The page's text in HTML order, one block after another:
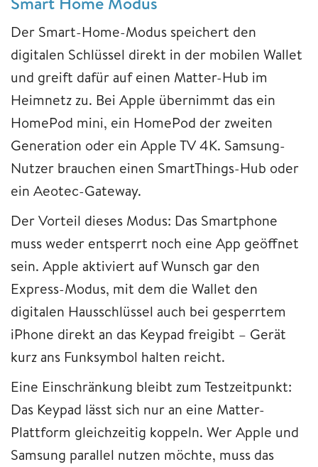
Der Smart-Home-Modus speichert den
digitalen Schlüssel direkt in der mobilen Wallet
und greift dafür auf einen Matter-Hub im
Heimnetz zu. Bei Apple übernimmt das ein
HomePod mini, ein HomePod der zweiten
Generation oder ein Apple TV 4K. Samsung-
Nutzer brauchen einen SmartThings-Hub oder
ein Aeotec-Gateway.
Der Vorteil dieses Modus: Das Smartphone
muss weder entsperrt noch eine App geöffnet
sein. Apple aktiviert auf Wunsch gar den
Express-Modus, mit dem die Wallet den
digitalen Hausschlüssel auch bei gesperrtem
iPhone direkt an das Keypad freigibt – Gerät
kurz ans Funksymbol halten reicht.
Eine Einschränkung bleibt zum Testzeitpunkt:
Das Keypad lässt sich nur an eine Matter-
Plattform gleichzeitig koppeln. Wer Apple und
Samsung parallel nutzen möchte, muss das